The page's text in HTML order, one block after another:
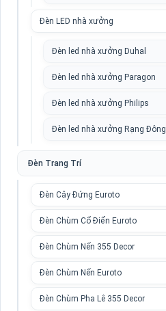
Đèn LED nhà xưởng
Đèn led nhà xưởng Duhal
Đèn led nhà xưởng Paragon
Đèn led nhà xưởng Philips
Đèn led nhà xưởng Rạng Đông
Đèn Trang Trí
Đèn Cây Đứng Euroto
Đèn Chùm Cổ Điển Euroto
Đèn Chùm Nến 355 Decor
Đèn Chùm Nến Euroto
Đèn Chùm Pha Lê 355 Decor